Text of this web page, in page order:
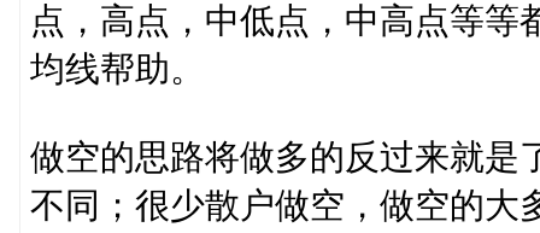
点，高点，中低点，中高点等等
均线帮助。
做空的思路将做多的反过来就是
不同；很少散户做空，做空的大